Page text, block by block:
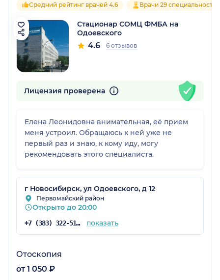
Средний рейтинг врачей 4.6 Врачи 29 специальностей
Стационар СОМЦ ФМБА на
Одоевского
4.6 6 отзывов
Лицензия проверена
Елена Леонидовна внимательная, её прием
меня устроил. Обращаюсь к ней уже не
первый раз и знаю, к кому иду, могу
рекомендовать этого специалиста.
г Новосибирск, ул Одоевского, д 12
Первомайский район
Открыто до 20:00
+7 (383) 322-51-13 показать
Отоскопия
от 1 050 ₽